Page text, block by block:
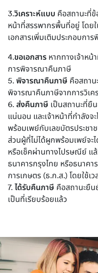
3.วิเคราะห์แบบ คือสถานะที่ข้
หน้าที่สรรพากรพื้นที่อยู่ โดย
เอกสารเพิ่มเติมประกอบกา
4.ขอเอกสาร หากทางเจ้าหน้
การพิจารณาคืนภาษี
5. พิจารณาคืนภาษี คือสถาน
พิจารณาคืนภาษีจากการวิเค
6. ส่งคืนภาษี เป็นสถานะที่ยื
แน่นอน และเจ้าหน้าที่กำลังจ
พร้อมเพย์กับเลขบัตรประชา
ส่วนผู้ที่ไม่ได้ผูกพร้อมเพย์จะ
หรือเช็คผ่านทางไปรษณีย์ แ
ธนาคารกรุงไทย หรือธนาค
การเกษตร (ธ.ก.ส.) โดยใช้เ
7. ได้รับคืนภาษี คือสถานะยืน
เป็นที่เรียบร้อยแล้ว